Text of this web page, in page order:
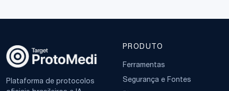
Plataforma de protocolos
PRODUTO
Ferramentas
Segurança e Fontes